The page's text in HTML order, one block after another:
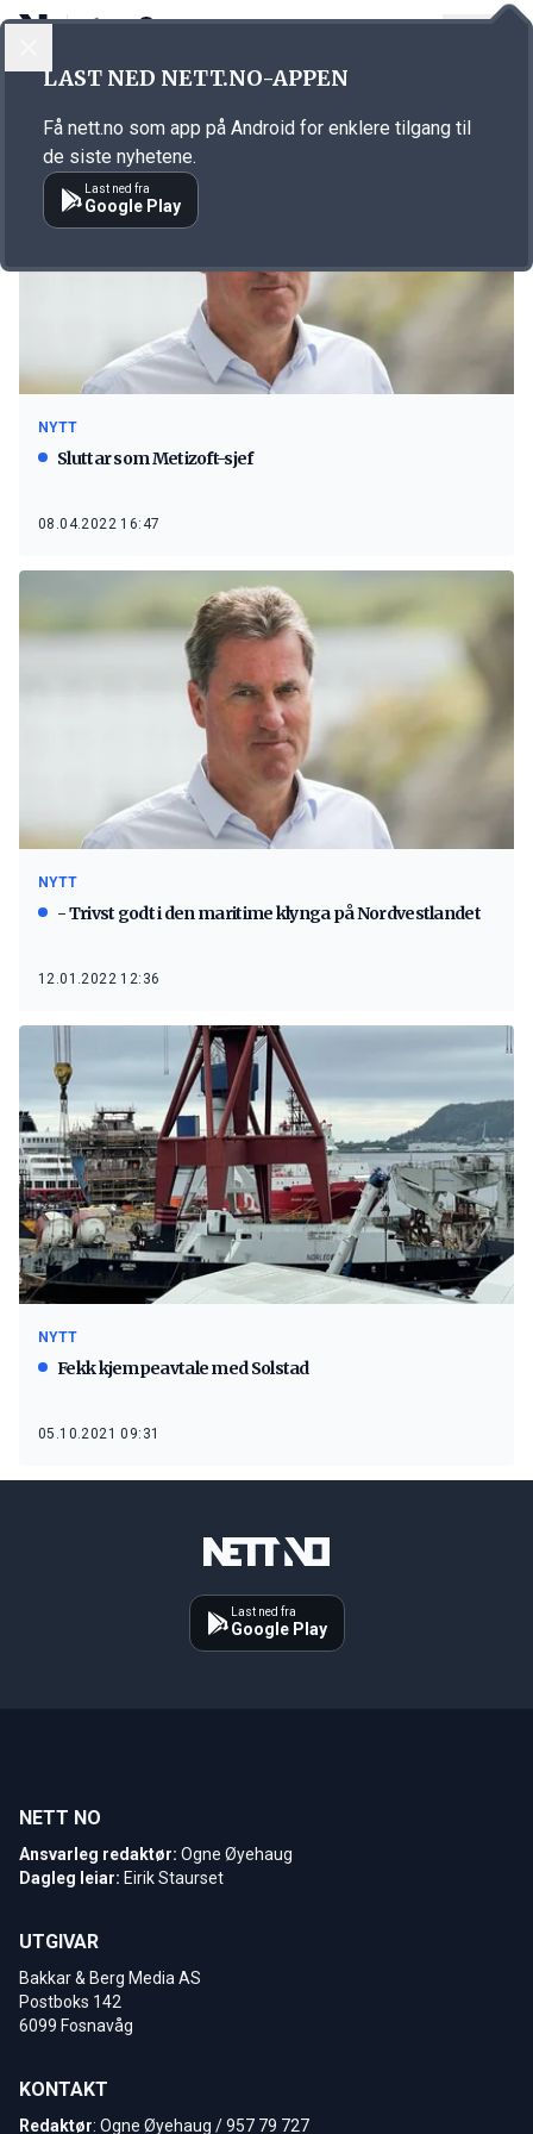
Emne: Kjetil Bollestad
NYTT
Sluttar som Metizoft-sjef
08.04.2022 16:47
NYTT
- Trivst godt i den maritime klynga på Nordvestlandet
12.01.2022 12:36
NYTT
Fekk kjempeavtale med Solstad
05.10.2021 09:31
Last ned fra
Google Play
NETT NO
Ansvarleg redaktør: Ogne Øyehaug
Dagleg leiar: Eirik Staurset
UTGIVAR
Bakkar & Berg Media AS
Postboks 142
6099 Fosnavåg
KONTAKT
Redaktør: Ogne Øyehaug / 957 79 727
LAST NED NETT.NO-APPEN
Få nett.no som app på Android for enklere tilgang til
de siste nyhetene.
Last ned fra
Google Play